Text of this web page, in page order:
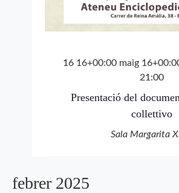
16 16+00:00 maig
21:00
Presentació del
collettivo
Sala Margarita
febrer 2025